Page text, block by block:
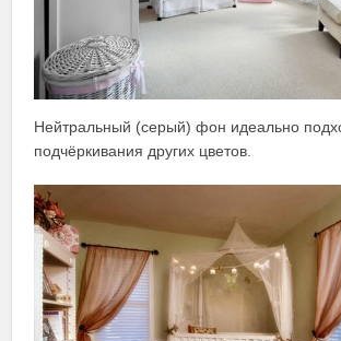
Нейтральный (серый) фон идеально
подчёркивания других цветов.